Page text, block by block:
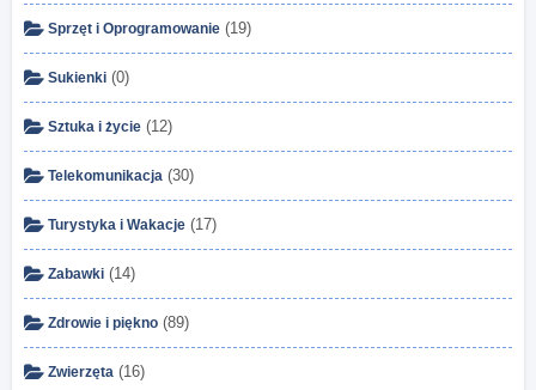
Sprzęt i Oprogramowanie (19)
Sukienki (0)
Sztuka i życie (12)
Telekomunikacja (30)
Turystyka i Wakacje (17)
Zabawki (14)
Zdrowie i piękno (89)
Zwierzęta (16)